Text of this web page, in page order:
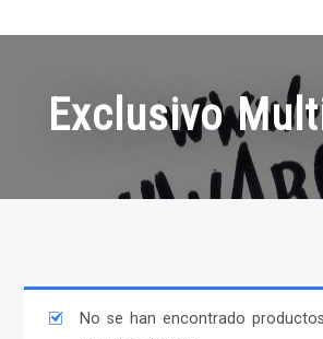
Exclusivo
No se han encontrado